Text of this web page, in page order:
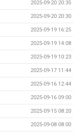
2025-09-20 20:35
2025-09-20 20:30
2025-09-19 16:25
2025-09-19 14:08
2025-09-19 10:23
2025-09-17 11:44
2025-09-16 12:44
2025-09-16 09:00
2025-09-15 08:20
2025-09-08 08:00